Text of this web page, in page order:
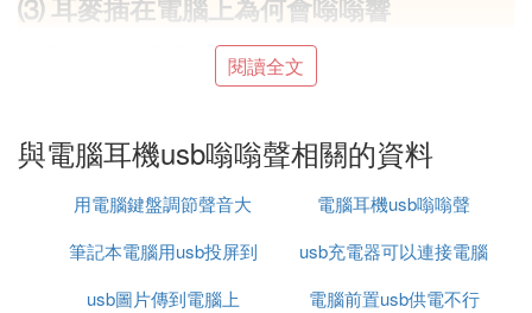
⑶ 耳麥插在電腦上為何會嗡嗡響
耳機嗡嗡響是底噪沒有關閉造成的嗡嗡作響。
底噪亦稱背景雜訊，基本所有的好耳機都有底噪，耳
對於底噪就越敏感，一些高靈敏度和低阻抗的耳機會
明顯。
解決辦法：
一、關閉麥克風加強
閱讀全文
與電腦耳機usb嗡嗡聲相關的資料
用電腦鍵盤調節聲音大
小
電腦耳機usb嗡嗡聲
筆記本電腦用usb投屏到
電視
usb充電器可以連接電腦
usb圖片傳到電腦上
電腦前置usb供電不行